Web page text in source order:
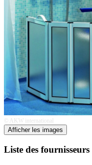
© AKW international
Afficher les images
Liste des fournisseurs